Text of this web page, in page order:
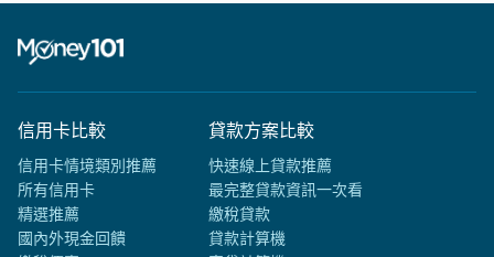
信用卡比較
信用卡情境類別推薦
所有信用卡
精選推薦
國內外現金回饋
貸款方案比較
快速線上貸款推薦
最完整貸款資訊一次看
繳稅貸款
貸款計算機